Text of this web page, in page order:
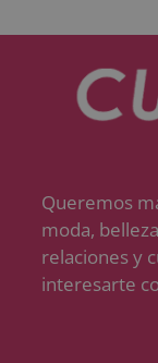
Queremos
moda,
relaciones y
interesarte